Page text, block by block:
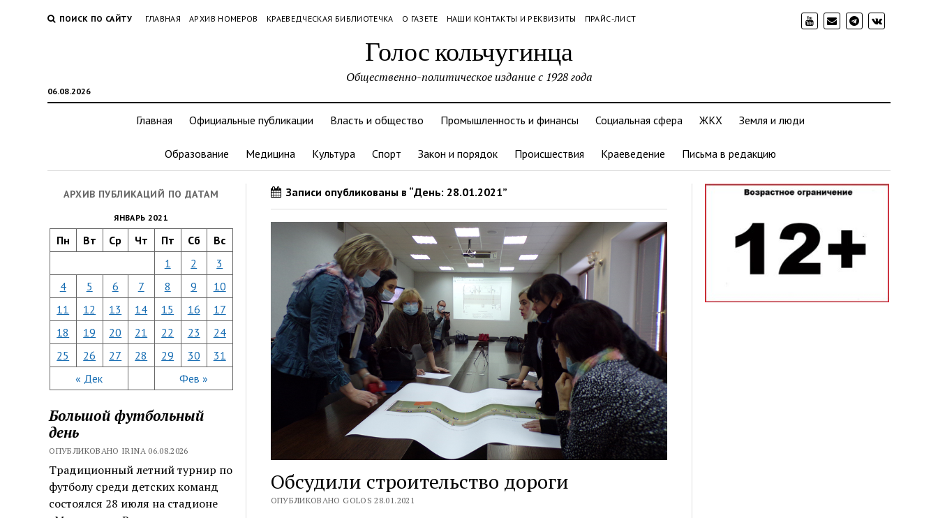
ПОИСК ПО САЙТУ ГЛАВНАЯ АРХИВ НОМЕРОВ КРАЕВЕДЧЕСКАЯ БИБЛИОТЕЧКА О ГАЗЕТЕ НАШИ КОНТАКТЫ И РЕКВИЗИТЫ ПРАЙС-ЛИСТ
Голос кольчугинца
06.08.2026
Общественно-политическое издание с 1928 года
Главная Официальные публикации Власть и общество Промышленность и финансы Социальная сфера ЖКХ Земля и люди
Образование Медицина Культура Спорт Закон и порядок Происшествия Краеведение Письма в редакцию
АРХИВ ПУБЛИКАЦИЙ ПО ДАТАМ
ЯНВАРЬ 2021
Пн Вт Ср Чт Пт Сб Вс
« Дек Фев »
1 2
3
4
5 6 7 8 9
10
11
12 13 14 15 16
17
18
19 20 21 22 23
24
25
26 27 28 29 30 31
Большой футбольный
день
ОПУБЛИКОВАНО IRINA 06.08.2026
Традиционный летний турнир по
футболу среди детских команд
состоялся 28 июля на стадионе
Записи опубликованы в “День: 28.01.2021”
Обсудили строительство дороги
ОПУБЛИКОВАНО GOLOS 28.01.2021